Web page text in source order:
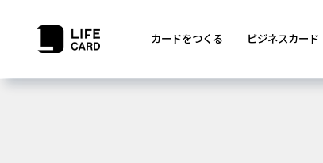
カードをつくる ビジネスカード